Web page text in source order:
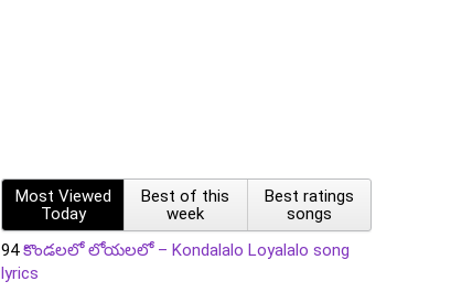
Most Viewed
Today
Best of this
week
Best ratings
songs
94 కొండలలో లోయలలో – Kondalalo Loyalalo song
lyrics